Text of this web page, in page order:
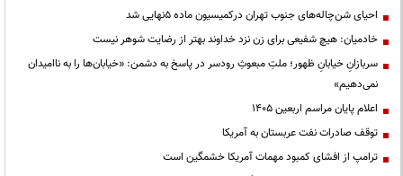
احیای شن‌چاله‌های جنوب تهران درکمیسیون ماده ۵نهایی شد
خادمیان: هیچ شفیعی برای زن نزد خداوند بهتر از رضایت شوهر نیست
سربازانِ خیابانِ ظهور؛ ملتِ مبعوثِ رودسر در پاسخ به دشمن: «خیابان‌ها را به ناامیدان
نمی‌دهیم»
اعلام پایان مراسم اربعین ۱۴۰۵
توقف صادرات نفت عربستان به آمریکا
ترامپ از افشای کمبود مهمات آمریکا خشمگین است